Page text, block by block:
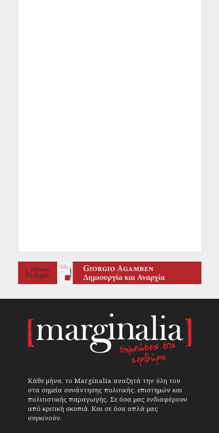
Κάθε μήνα, το Marginalia αναζητά την ύλη του
στα σημεία συνάντησης πολιτικής, επιστημών και
πολιτιστικής παραγωγής. Σε όσα μας ενδιαφέρουν
από κριτική σκοπιά. Και σε όσα απλά μας
συγκινούν.